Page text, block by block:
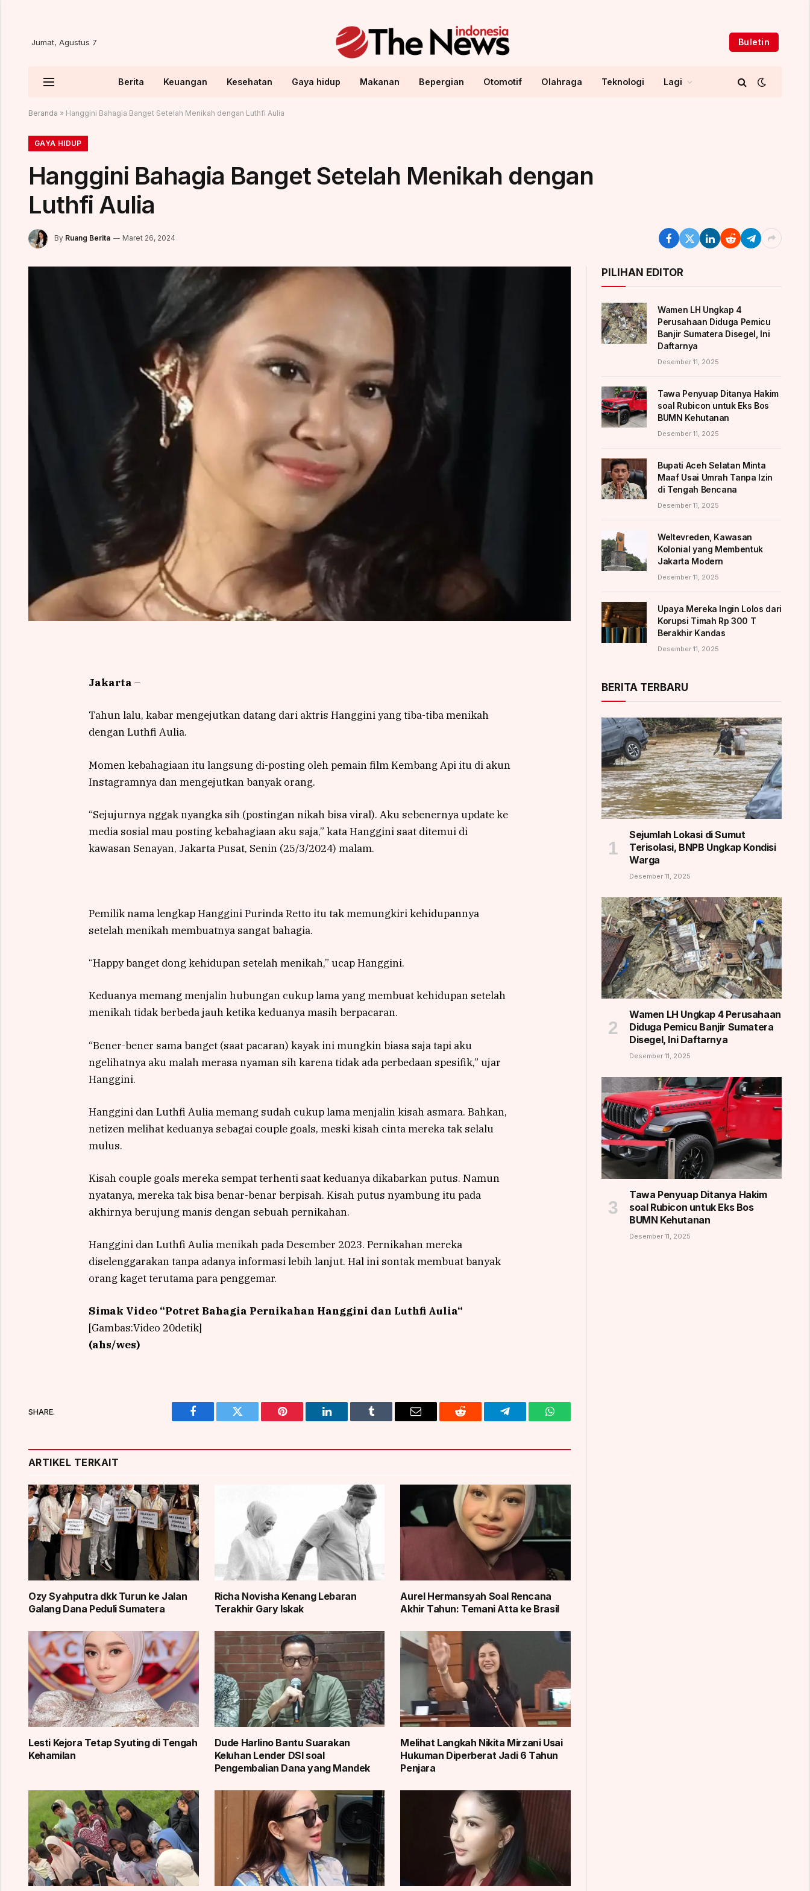
Jumat, Agustus 7 Buletin
Berita Keuangan Kesehatan Gaya hidup Makanan Bepergian Otomotif Olahraga Teknologi Lagi
Beranda » Hanggini Bahagia Banget Setelah Menikah dengan Luthfi Aulia
GAYA HIDUP
Hanggini Bahagia Banget Setelah Menikah dengan
Luthfi Aulia
By Ruang Berita Maret 26, 2024
Jakarta –
Tahun lalu, kabar mengejutkan datang dari aktris Hanggini yang tiba-tiba menikah
dengan Luthfi Aulia.
Momen kebahagiaan itu langsung di-posting oleh pemain film Kembang Api itu di akun
Instagramnya dan mengejutkan banyak orang.
“Sejujurnya nggak nyangka sih (postingan nikah bisa viral). Aku sebenernya update ke
media sosial mau posting kebahagiaan aku saja,” kata Hanggini saat ditemui di
kawasan Senayan, Jakarta Pusat, Senin (25/3/2024) malam.
Pemilik nama lengkap Hanggini Purinda Retto itu tak memungkiri kehidupannya
setelah menikah membuatnya sangat bahagia.
“Happy banget dong kehidupan setelah menikah,” ucap Hanggini.
Keduanya memang menjalin hubungan cukup lama yang membuat kehidupan setelah
menikah tidak berbeda jauh ketika keduanya masih berpacaran.
“Bener-bener sama banget (saat pacaran) kayak ini mungkin biasa saja tapi aku
ngelihatnya aku malah merasa nyaman sih karena tidak ada perbedaan spesifik,” ujar
Hanggini.
Hanggini dan Luthfi Aulia memang sudah cukup lama menjalin kisah asmara. Bahkan,
netizen melihat keduanya sebagai couple goals, meski kisah cinta mereka tak selalu
mulus.
Kisah couple goals mereka sempat terhenti saat keduanya dikabarkan putus. Namun
nyatanya, mereka tak bisa benar-benar berpisah. Kisah putus nyambung itu pada
akhirnya berujung manis dengan sebuah pernikahan.
Hanggini dan Luthfi Aulia menikah pada Desember 2023. Pernikahan mereka
diselenggarakan tanpa adanya informasi lebih lanjut. Hal ini sontak membuat banyak
orang kaget terutama para penggemar.
Simak Video “Potret Bahagia Pernikahan Hanggini dan Luthfi Aulia“
[Gambas:Video 20detik]
(ahs/wes)
SHARE.
Facebook Twitter Pinterest LinkedIn Tumblr Email Reddit Telegram WhatsApp
ARTIKEL TERKAIT
Ozy Syahputra dkk Turun ke Jalan
Galang Dana Peduli Sumatera
Richa Novisha Kenang Lebaran
Terakhir Gary Iskak
Aurel Hermansyah Soal Rencana
Akhir Tahun: Temani Atta ke Brasil
Lesti Kejora Tetap Syuting di Tengah
Kehamilan
Dude Harlino Bantu Suarakan
Keluhan Lender DSI soal
Pengembalian Dana yang Mandek
Melihat Langkah Nikita Mirzani Usai
Hukuman Diperberat Jadi 6 Tahun
Penjara
PILIHAN EDITOR
Wamen LH Ungkap 4
Perusahaan Diduga Pemicu
Banjir Sumatera Disegel, Ini
Daftarnya
Desember 11, 2025
Tawa Penyuap Ditanya Hakim
soal Rubicon untuk Eks Bos
BUMN Kehutanan
Desember 11, 2025
Bupati Aceh Selatan Minta
Maaf Usai Umrah Tanpa Izin
di Tengah Bencana
Desember 11, 2025
Weltevreden, Kawasan
Kolonial yang Membentuk
Jakarta Modern
Desember 11, 2025
Upaya Mereka Ingin Lolos dari
Korupsi Timah Rp 300 T
Berakhir Kandas
Desember 11, 2025
BERITA TERBARU
Sejumlah Lokasi di Sumut
Terisolasi, BNPB Ungkap Kondisi
Warga
Desember 11, 2025
Wamen LH Ungkap 4 Perusahaan
Diduga Pemicu Banjir Sumatera
Disegel, Ini Daftarnya
Desember 11, 2025
Tawa Penyuap Ditanya Hakim
soal Rubicon untuk Eks Bos
BUMN Kehutanan
Desember 11, 2025